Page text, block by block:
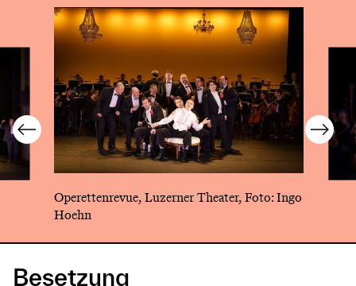
Operettenrevue, Luzerner Theater, Foto: Ingo
Hoehn
Besetzung